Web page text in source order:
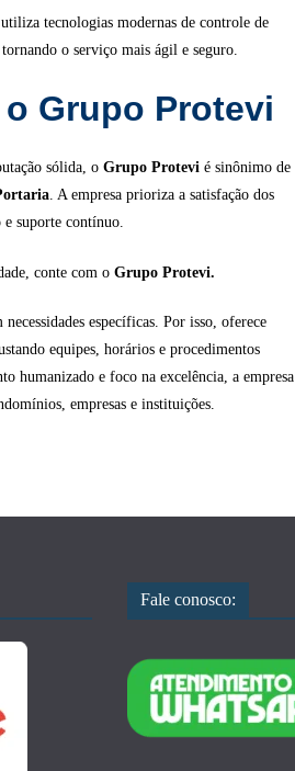
utiliza tecnologias modernas de controle de
o serviço mais ágil e seguro.
Grupo Protevi
sólida, o Grupo Protevi é sinônimo de
. A empresa prioriza a satisfação dos
e suporte contínuo.
conte com o Grupo Protevi.
específicas. Por isso, oferece
equipes, horários e procedimentos
humanizado e foco na excelência, a empresa
empresas e instituições.
Fale conosco: